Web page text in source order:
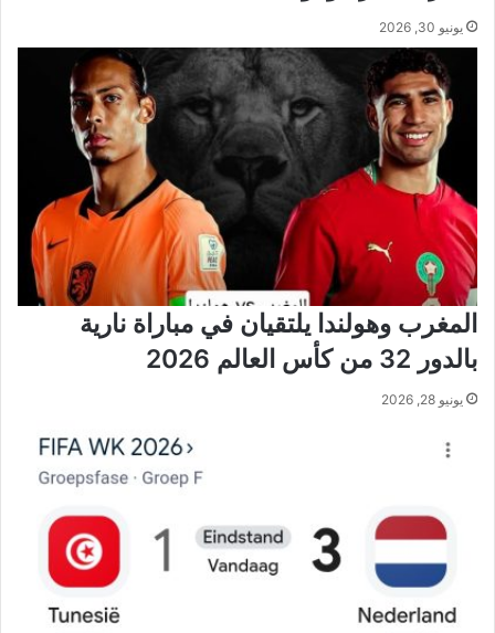
يونيو 30, 2026
المغرب وهولندا يلتقيان في مباراة نارية
بالدور 32 من كأس العالم 2026
يونيو 28, 2026